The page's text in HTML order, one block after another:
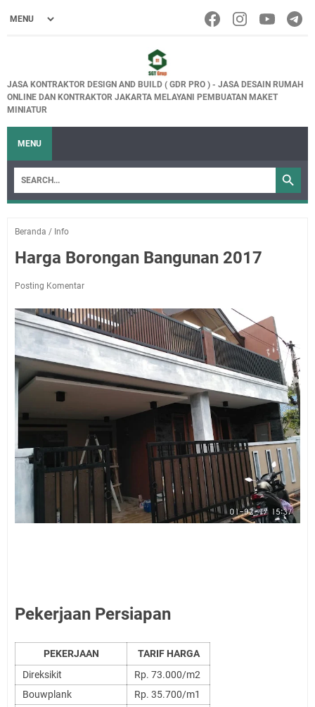
JASA KONTRAKTOR DESIGN AND BUILD ( GDR PRO ) - JASA DESAIN RUMAH
ONLINE DAN KONTRAKTOR JAKARTA MELAYANI PEMBUATAN MAKET
MINIATUR
MENU
Beranda / Info
Harga Borongan Bangunan 2017
Posting Komentar
Pekerjaan Persiapan
PEKERJAAN
TARIF HARGA
Direksikit
Rp. 73.000/m2
Bouwplank
Rp. 35.700/m1